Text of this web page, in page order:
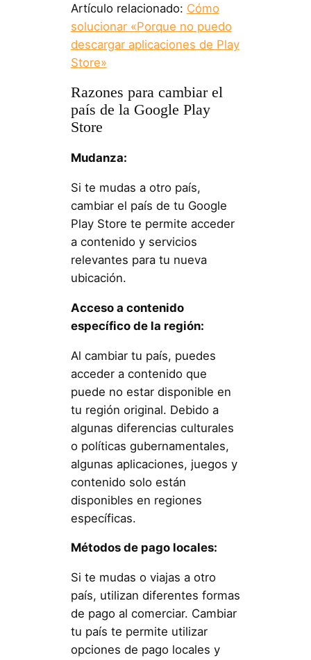
Artículo relacionado: Cómo
solucionar «Porque no puedo
descargar aplicaciones de Play
Store»
Razones para cambiar el
país de la Google Play
Store
Mudanza:
Si te mudas a otro país,
cambiar el país de tu Google
Play Store te permite acceder
a contenido y servicios
relevantes para tu nueva
ubicación.
Acceso a contenido
específico de la región:
Al cambiar tu país, puedes
acceder a contenido que
puede no estar disponible en
tu región original. Debido a
algunas diferencias culturales
o políticas gubernamentales,
algunas aplicaciones, juegos y
contenido solo están
disponibles en regiones
específicas.
Métodos de pago locales:
Si te mudas o viajas a otro
país, utilizan diferentes formas
de pago al comerciar. Cambiar
tu país te permite utilizar
opciones de pago locales y